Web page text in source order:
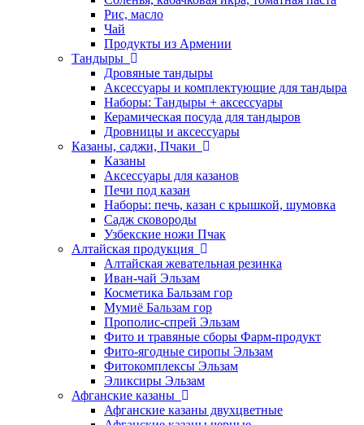
Рис, масло
Чай
Продукты из Армении
Тандыры
Дровяные тандыры
Аксессуары и комплектующие для тандыра
Наборы: Тандыры + аксессуары
Керамическая посуда для тандыров
Дровницы и аксессуары
Казаны, саджи, Пчаки
Казаны
Аксессуары для казанов
Печи под казан
Наборы: печь, казан с крышкой, шумовка
Садж сковороды
Узбекские ножи Пчак
Алтайская продукция
Алтайская жевательная резинка
Иван-чай Эльзам
Косметика Бальзам гор
Мумиё Бальзам гор
Прополис-спрей Эльзам
Фито и травяные сборы Фарм-продукт
Фито-ягодные сиропы Эльзам
Фитокомплексы Эльзам
Эликсиры Эльзам
Афганские казаны
Афганские казаны двухцветные